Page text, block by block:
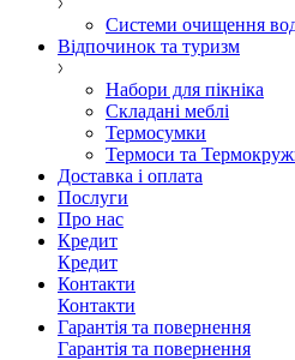
Системи очищення
Відпочинок та туризм
Набори для пікніка
Складані меблі
Термосумки
Термоси та
Доставка і оплата
Послуги
Про нас
Кредит
Кредит
Контакти
Контакти
Гарантія та повернення
Гарантія та повернення